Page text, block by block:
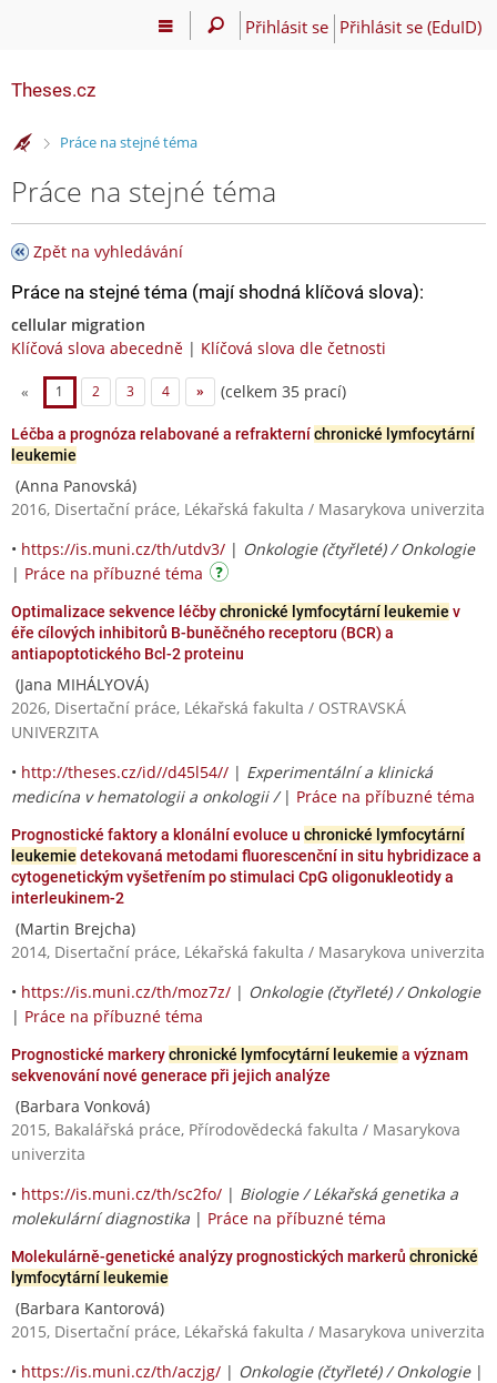
Přihlásit se Přihlásit se (EduID)
Theses.cz
>Práce na stejné téma
Práce na stejné téma
Zpět na vyhledávání
Práce na stejné téma (mají shodná klíčová slova):
cellular migration
Klíčová slova abecedně | Klíčová slova dle četnosti
« 1 2 3 4 » (celkem 35 prací)
Léčba a prognóza relabované a refrakterníchronické lymfocytární
leukemie
(Anna Panovská)
2016, Disertační práce, Lékařská fakulta / Masarykova univerzita
• https://is.muni.cz/th/utdv3/ | Onkologie (čtyřleté) / Onkologie
| Práce na příbuzné téma
Optimalizace sekvence léčbychronické lymfocytární leukemie v
éře cílových inhibitorů B-buněčného receptoru (BCR) a
antiapoptotického Bcl-2 proteinu
(Jana MIHÁLYOVÁ)
2026, Disertační práce, Lékařská fakulta / OSTRAVSKÁ
UNIVERZITA
• http://theses.cz/id//d45l54// | Experimentální a klinická
medicína v hematologii a onkologii / | Práce na příbuzné téma
Prognostické faktory a klonální evoluce u chronické lymfocytární
leukemie detekovaná metodami fluorescenční in situ hybridizace a
cytogenetickým vyšetřením po stimulaci CpG oligonukleotidy a
interleukinem-2
(Martin Brejcha)
2014, Disertační práce, Lékařská fakulta / Masarykova univerzita
• https://is.muni.cz/th/moz7z/ | Onkologie (čtyřleté) / Onkologie
| Práce na příbuzné téma
Prognostické markerychronické lymfocytární leukemie a význam
sekvenování nové generace při jejich analýze
(Barbara Vonková)
2015, Bakalářská práce, Přírodovědecká fakulta / Masarykova
univerzita
• https://is.muni.cz/th/sc2fo/ | Biologie / Lékařská genetika a
molekulární diagnostika | Práce na příbuzné téma
Molekulárně-genetické analýzy prognostických markerů chronické
lymfocytární leukemie
(Barbara Kantorová)
2015, Disertační práce, Lékařská fakulta / Masarykova univerzita
• https://is.muni.cz/th/aczjg/ | Onkologie (čtyřleté) / Onkologie|